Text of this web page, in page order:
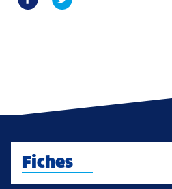
Fiches